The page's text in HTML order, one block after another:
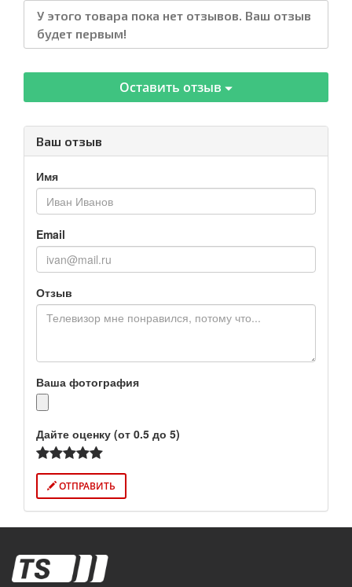
У этого товара пока нет отзывов. Ваш отзыв
будет первым!
Оставить отзыв
Ваш отзыв
Имя
Email
Отзыв
Ваша фотография
Дайте оценку (от 0.5 до 5)
ОТПРАВИТЬ